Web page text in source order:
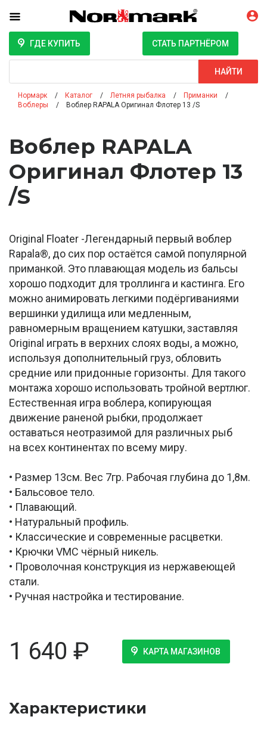
ГДЕ КУПИТЬ СТАТЬ ПАРТНЁРОМ
НАЙТИ
Нормарк Каталог Летняя рыбалка
Приманки
Воблеры
Воблер RAPALA Оригинал Флотер 13 /S
Воблер RAPALA
Оригинал Флотер 13
/S
Original Floater -Легендарный первый воблер
Rapala®, до сих пор остаётся самой популярной
приманкой. Это плавающая модель из бальсы
хорошо подходит для троллинга и кастинга. Его
можно анимировать легкими подёргиваниями
вершинки удилища или медленным,
равномерным вращением катушки, заставляя
Original играть в верхних слоях воды, а можно,
используя дополнительный груз, обловить
средние или придонные горизонты. Для такого
монтажа хорошо использовать тройной вертлюг.
Естественная игра воблера, копирующая
движение раненой рыбки, продолжает
оставаться неотразимой для различных рыб
на всех континентах по всему миру.
• Размер 13см. Вес 7гр. Рабочая глубина до 1,8м.
• Бальсовое тело.
• Плавающий.
• Натуральный профиль.
• Классические и современные расцветки.
• Крючки VMC чёрный никель.
• Проволочная конструкция из нержавеющей
стали.
• Ручная настройка и тестирование.
1 640 ₽ КАРТА МАГАЗИНОВ
Характеристики